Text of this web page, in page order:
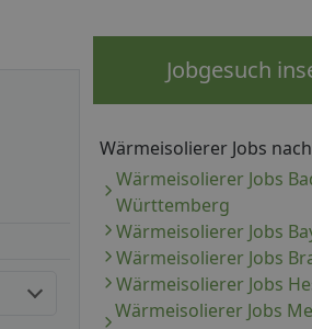
Jobgesuch
Wärmeisolierer Jobs
Wärmeisolierer Jobs
Württemberg
Wärmeisolierer Jobs
Wärmeisolierer Jobs
Wärmeisolierer Jobs
Wärmeisolierer Jobs